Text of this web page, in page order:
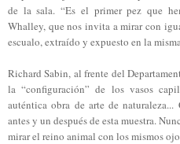
de la sala. “Es el primer pez que
Whalley, que nos invita a mirar con
escualo, extraído y expuesto en la
Richard Sabin, al frente del
la “configuración” de los vasos
auténtica obra de arte de
antes y un después de esta muestra.
mirar el reino animal con los mismos